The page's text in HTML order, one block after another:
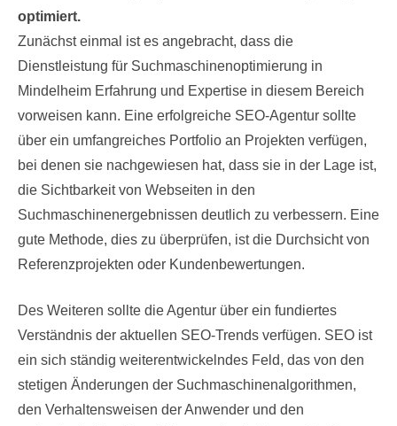
optimiert.
Zunächst einmal ist es angebracht, dass die
Dienstleistung für Suchmaschinenoptimierung in
Mindelheim Erfahrung und Expertise in diesem Bereich
vorweisen kann. Eine erfolgreiche SEO-Agentur sollte
über ein umfangreiches Portfolio an Projekten verfügen,
bei denen sie nachgewiesen hat, dass sie in der Lage ist,
die Sichtbarkeit von Webseiten in den
Suchmaschinenergebnissen deutlich zu verbessern. Eine
gute Methode, dies zu überprüfen, ist die Durchsicht von
Referenzprojekten oder Kundenbewertungen.
Des Weiteren sollte die Agentur über ein fundiertes
Verständnis der aktuellen SEO-Trends verfügen. SEO ist
ein sich ständig weiterentwickelndes Feld, das von den
stetigen Änderungen der Suchmaschinenalgorithmen,
den Verhaltensweisen der Anwender und den